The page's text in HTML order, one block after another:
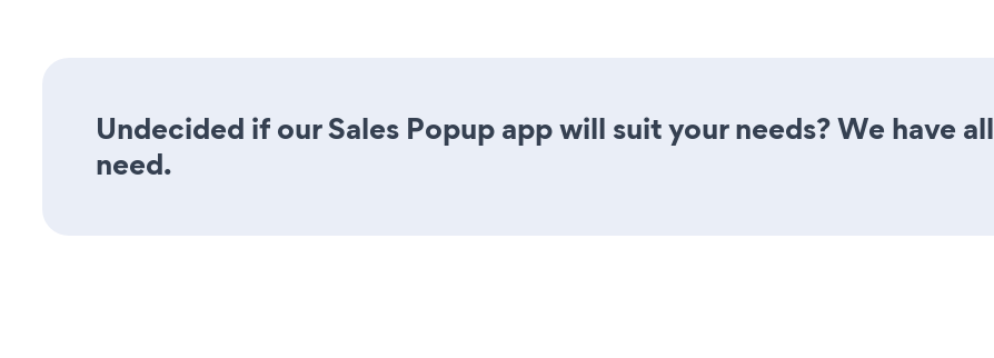
Undecided if our Sales Popup app will suit your needs? We have
need.